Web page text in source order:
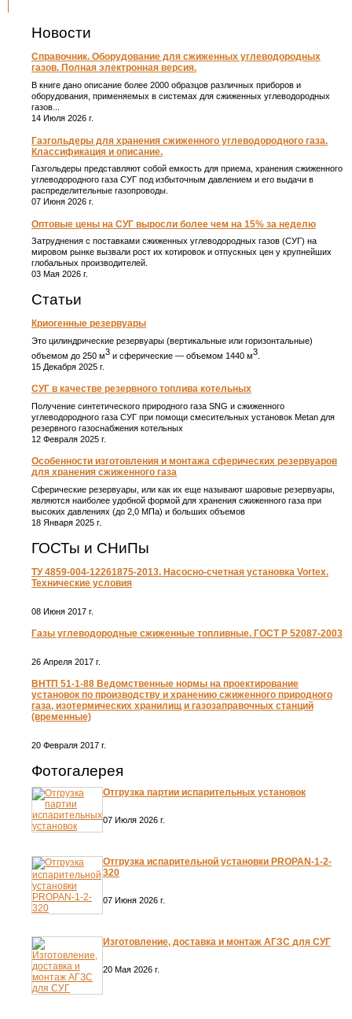
Новости
Справочник. Оборудование для сжиженных углеводородных
газов. Полная электронная версия.
В книге дано описание более 2000 образцов различных приборов и
оборудования, применяемых в системах для сжиженных углеводородных
газов...
14 Июля 2026 г.
Газгольдеры для хранения сжиженного углеводородного газа.
Классификация и описание.
Газгольдеры представляют собой емкость для приема, хранения сжиженного
углеводородного газа СУГ под избыточным давлением и его выдачи в
распределительные газопроводы.
07 Июня 2026 г.
Оптовые цены на СУГ выросли более чем на 15% за неделю
Затруднения с поставками сжиженных углеводородных газов (СУГ) на
мировом рынке вызвали рост их котировок и отпускных цен у крупнейших
глобальных производителей.
03 Мая 2026 г.
Статьи
Криогенные резервуары
Это цилиндрические резервуары (вертикальные или горизонтальные)
объемом до 250 м3 и сферические ― объемом 1440 м3
15 Декабря 2025 г.
СУГ в качестве резервного топлива котельных
Получение синтетического природного газа SNG и сжиженного
углеводородного газа СУГ при помощи смесительных установок Metan для
резервного газоснабжения котельных
12 Февраля 2025 г.
Особенности изготовления и монтажа сферических резервуаров
для хранения сжиженного газа
Сферические резервуары, или как их еще называют шаровые резервуары,
являются наиболее удобной формой для хранения сжиженного газа при
высоких давлениях (до 2,0 МПа) и больших объемов
18 Января 2025 г.
ГОСТы и СНиПы
ТУ 4859-004-12261875-2013. Насосно-счетная установка Vortex.
Технические условия
08 Июня 2017 г.
Газы углеводородные сжиженные топливные. ГОСТ Р 52087-2003
26 Апреля 2017 г.
ВНТП 51-1-88 Ведомственные нормы на проектирование
установок по производству и хранению сжиженного природного
газа, изотермических хранилищ и газозаправочных станций
(временные)
20 Февраля 2017 г.
Фотогалерея
Отгрузка партии испарительных установок
07 Июля 2026 г.
Отгрузка испарительной установки PROPAN-1-2-
320
07 Июня 2026 г.
Изготовление, доставка и монтаж АГЗС для СУГ
20 Мая 2026 г.